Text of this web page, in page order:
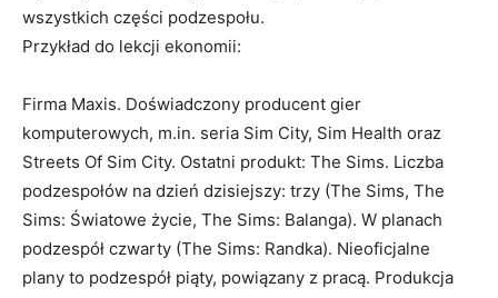
wszystkich części podzespołu.
Przykład do lekcji ekonomii:
Firma Maxis. Doświadczony producent gier
komputerowych, m.in. seria Sim City, Sim Health oraz
Streets Of Sim City. Ostatni produkt: The Sims. Liczba
podzespołów na dzień dzisiejszy: trzy (The Sims, The
Sims: Światowe życie, The Sims: Balanga). W planach
podzespół czwarty (The Sims: Randka). Nieoficjalne
plany to podzespół piąty, powiązany z pracą. Produkcja